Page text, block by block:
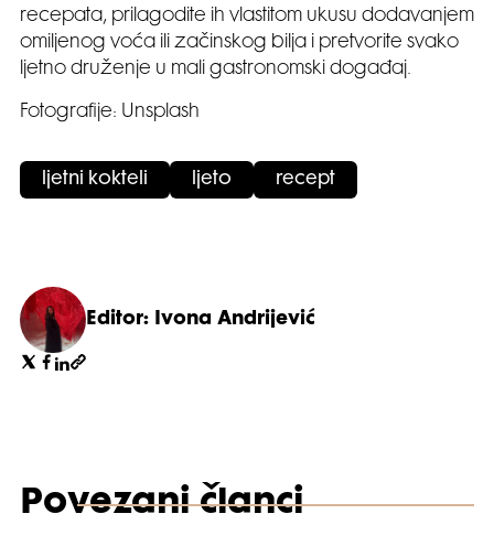
recepata, prilagodite ih vlastitom ukusu dodavanjem
omiljenog voća ili začinskog bilja i pretvorite svako
ljetno druženje u mali gastronomski događaj.
Fotografije: Unsplash
ljetni kokteli ljeto recept
Editor: Ivona Andrijević
Povezani članci